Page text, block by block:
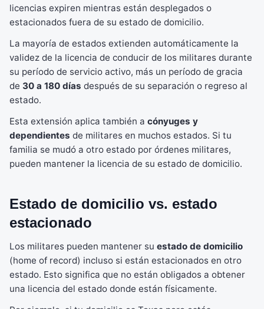
licencias expiren mientras están desplegados o
estacionados fuera de su estado de domicilio.
La mayoría de estados extienden automáticamente la
validez de la licencia de conducir de los militares durante
su período de servicio activo, más un período de gracia
de 30 a 180 días después de su separación o regreso al
estado.
Esta extensión aplica también a cónyuges y
dependientes de militares en muchos estados. Si tu
familia se mudó a otro estado por órdenes militares,
pueden mantener la licencia de su estado de domicilio.
Estado de domicilio vs. estado
estacionado
Los militares pueden mantener su estado de domicilio
(home of record) incluso si están estacionados en otro
estado. Esto significa que no están obligados a obtener
una licencia del estado donde están físicamente.